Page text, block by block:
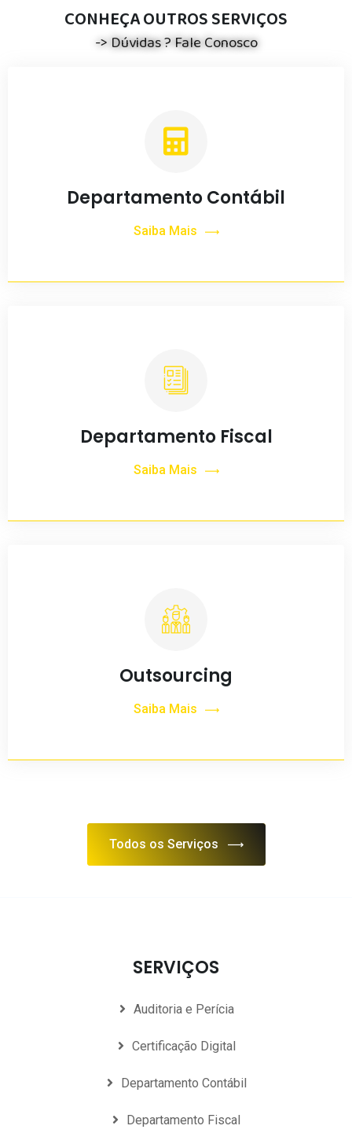
CONHEÇA OUTROS SERVIÇOS
-> Dúvidas ? Fale Conosco
Departamento Contábil
Saiba Mais
Departamento Fiscal
Saiba Mais
Outsourcing
Saiba Mais
Todos os Serviços
SERVIÇOS
Auditoria e Perícia
Certificação Digital
Departamento Contábil
Departamento Fiscal